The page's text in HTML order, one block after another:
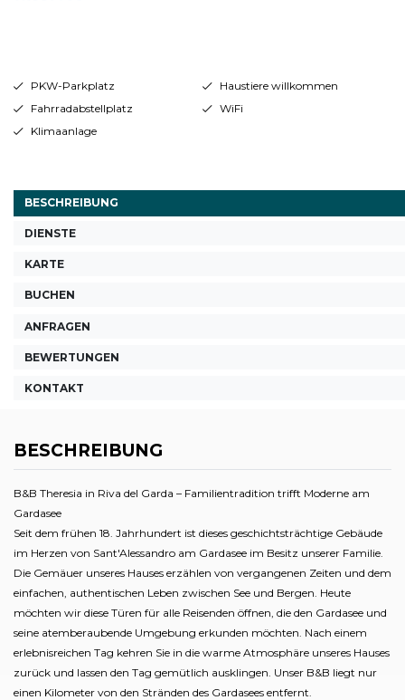
PKW-Parkplatz
Haustiere willkommen
Fahrradabstellplatz
WiFi
Klimaanlage
BESCHREIBUNG
DIENSTE
KARTE
BUCHEN
ANFRAGEN
BEWERTUNGEN
KONTAKT
BESCHREIBUNG
B&B Theresia in Riva del Garda – Familientradition trifft Moderne am
Gardasee
Seit dem frühen 18. Jahrhundert ist dieses geschichtsträchtige Gebäude
im Herzen von Sant'Alessandro am Gardasee im Besitz unserer Familie.
Die Gemäuer unseres Hauses erzählen von vergangenen Zeiten und dem
einfachen, authentischen Leben zwischen See und Bergen. Heute
möchten wir diese Türen für alle Reisenden öffnen, die den Gardasee und
seine atemberaubende Umgebung erkunden möchten. Nach einem
erlebnisreichen Tag kehren Sie in die warme Atmosphäre unseres Hauses
zurück und lassen den Tag gemütlich ausklingen. Unser B&B liegt nur
einen Kilometer von den Stränden des Gardasees entfernt.